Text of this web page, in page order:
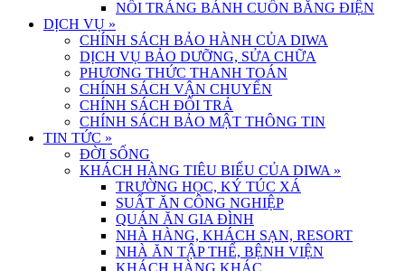
NỒI TRÁNG BÁNH CUỐN BẰNG ĐIỆN
DỊCH VỤ »
CHÍNH SÁCH BẢO HÀNH CỦA DIWA
DỊCH VỤ BẢO DƯỠNG, SỬA CHỮA
PHƯƠNG THỨC THANH TOÁN
CHÍNH SÁCH VẬN CHUYỂN
CHÍNH SÁCH ĐỔI TRẢ
CHÍNH SÁCH BẢO MẬT THÔNG TIN
TIN TỨC »
ĐỜI SỐNG
KHÁCH HÀNG TIÊU BIỂU CỦA DIWA »
TRƯỜNG HỌC, KÝ TÚC XÁ
SUẤT ĂN CÔNG NGHIỆP
QUÁN ĂN GIA ĐÌNH
NHÀ HÀNG, KHÁCH SẠN, RESORT
NHÀ ĂN TẬP THỂ, BỆNH VIỆN
KHÁCH HÀNG KHÁC